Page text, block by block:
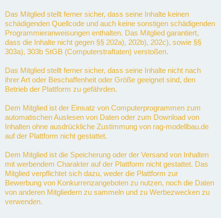
Das Mitglied stellt ferner sicher, dass seine Inhalte keinen
schädigenden Quellcode und auch keine sonstigen schädigenden
Programmieranweisungen enthalten. Das Mitglied garantiert,
dass die Inhalte nicht gegen §§ 202a), 202b), 202c), sowie §§
303a), 303b StGB (Computerstraftaten) verstoßen.
Das Mitglied stellt ferner sicher, dass seine Inhalte nicht nach
ihrer Art oder Beschaffenheit oder Größe geeignet sind, den
Betrieb der Plattform zu gefährden.
Dem Mitglied ist der Einsatz von Computerprogrammen zum
automatischen Auslesen von Daten oder zum Download von
Inhalten ohne ausdrückliche Zustimmung von rag-modellbau.de
auf der Plattform nicht gestattet.
Dem Mitglied ist die Speicherung oder der Versand von Inhalten
mit werbendem Charakter auf der Plattform nicht gestattet. Das
Mitglied verpflichtet sich dazu, weder die Plattform zur
Bewerbung von Konkurrenzangeboten zu nutzen, noch die Daten
von anderen Mitgliedern zu sammeln und zu Werbezwecken zu
verwenden.